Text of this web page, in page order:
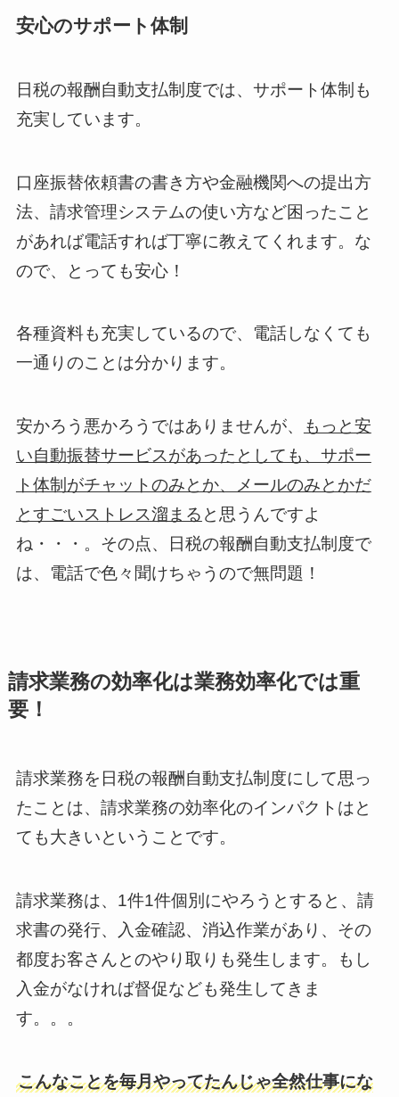
安心のサポート体制
日税の報酬自動支払制度では、サポート体制も
充実しています。
口座振替依頼書の書き方や金融機関への提出方
法、請求管理システムの使い方など困ったこと
があれば電話すれば丁寧に教えてくれます。な
ので、とっても安心！
各種資料も充実しているので、電話しなくても
一通りのことは分かります。
安かろう悪かろうではありませんが、
もっと安
い自動振替サービスがあったとしても、サポー
ト体制がチャットのみとか、メールのみとかだ
とすごいストレス溜まる と思うんですよ
ね・・・。その点、日税の報酬自動支払制度で
は、電話で色々聞けちゃうので無問題！
請求業務の効率化は業務効率化では重
要！
請求業務を日税の報酬自動支払制度にして思っ
たことは、請求業務の効率化のインパクトはと
ても大きいということです。
請求業務は、1件1件個別にやろうとすると、請
求書の発行、入金確認、消込作業があり、その
都度お客さんとのやり取りも発生します。もし
入金がなければ督促なども発生してきま
す。。。
こんなことを毎月やってたんじゃ全然仕事にな